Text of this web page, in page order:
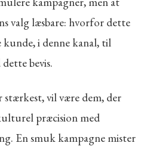
valg læsbare: hvorfor dette
i denne kanal, til
bevis.
stærkest, vil være dem, der
præcision med
En smuk kampagne mister